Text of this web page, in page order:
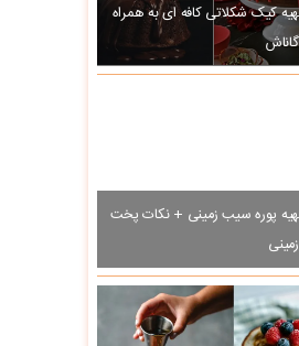
کیک شکلاتی کافه ای به همراه
پوره سیب زمینی + نکات پخت